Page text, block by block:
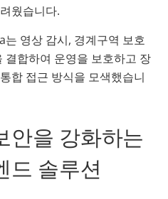
웠습니다.
영상 감시, 경계구역 보호
결합하여 운영을 보호하고 장
합 접근 방식을 모색했습니
안을 강화하는
드 솔루션